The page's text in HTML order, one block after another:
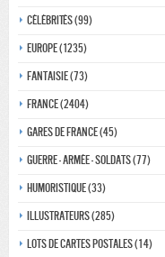
Célébrités (99)
Europe (1235)
Fantaisie (73)
France (2404)
Gares de france (45)
Guerre - Armée - Soldats (77)
Humoristique (33)
Illustrateurs (285)
Lots de Cartes Postales (14)